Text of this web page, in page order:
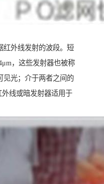
红外线发射的波段。短
，这些发射器也被称
见光；介于两者之间的
线或暗发射器适用于